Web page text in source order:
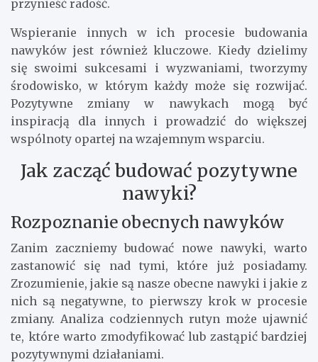
przynieść radość.
Wspieranie innych w ich procesie budowania
nawyków jest również kluczowe. Kiedy dzielimy
się swoimi sukcesami i wyzwaniami, tworzymy
środowisko, w którym każdy może się rozwijać.
Pozytywne zmiany w nawykach mogą być
inspiracją dla innych i prowadzić do większej
wspólnoty opartej na wzajemnym wsparciu.
Jak zacząć budować pozytywne
nawyki?
Rozpoznanie obecnych nawyków
Zanim zaczniemy budować nowe nawyki, warto
zastanowić się nad tymi, które już posiadamy.
Zrozumienie, jakie są nasze obecne nawyki i jakie z
nich są negatywne, to pierwszy krok w procesie
zmiany. Analiza codziennych rutyn może ujawnić
te, które warto zmodyfikować lub zastąpić bardziej
pozytywnymi działaniami.